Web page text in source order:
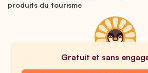
produits du tourisme
Gratuit et sans